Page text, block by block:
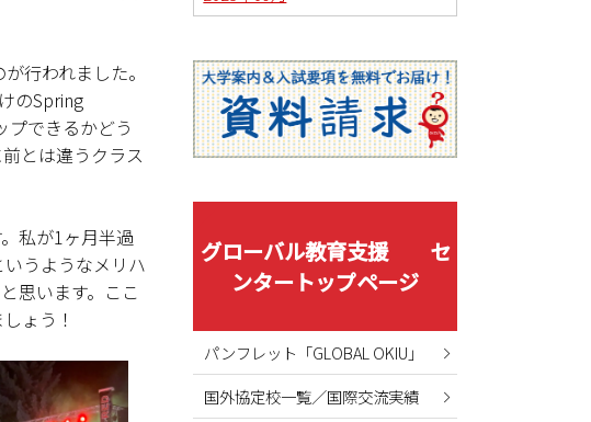
行われました。
のSpring
できるかどう
とは違うクラス
私が1ヶ月半過
うようなメリハ
思います。ここ
ょう！
2025年07月
2025年06月
2025年05月
2025年04月
2025年03月
2025年01月
2024年11月
2024年10月
2024年09月
グローバル教育支援 セ
ンタートップページ
パンフレット「GLOBAL OKIU」
国外協定校一覧／国際交流実績